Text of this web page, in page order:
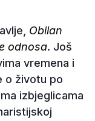
Obilan
odnosa. Još
vremena i
o životu po
izbjeglicama